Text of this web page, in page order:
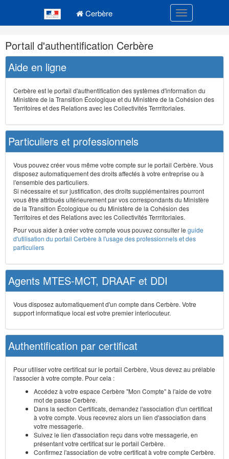
Cerbère Toggle
Navigation
et
outils
annexes
Portail d'authentification Cerbère
Aide en ligne
Cerbère est le portail d'authentification des systèmes d'information du
Ministère de la Transition Écologique et du Ministère de la Cohésion des
Territoires et des Relations avec les Collectivités Terrritoriales.
Particuliers et professionnels
Vous pouvez créer vous même votre compte sur le portail Cerbère. Vous
disposez automatiquement des droits affectés à votre entreprise ou à
l'ensemble des particuliers.
Si nécessaire et sur justification, des droits supplémentaires pourront
vous être attribués ultérieurement par vos correspondants du Ministère
de la Transition Écologique ou du Ministère de la Cohésion des
Territoires et des Relations avec les Collectivités Terrritoriales.
Pour vous aider à créer votre compte vous pouvez consulter le guide
d'utilisation du portail Cerbère à l'usage des professionnels et des
particuliers
Agents MTES-MCT, DRAAF et DDI
Vous disposez automatiquement d'un compte dans Cerbère. Votre
support informatique local est votre premier interlocuteur.
Authentification par certificat
Pour utiliser votre certificat sur le portail Cerbère, Vous devez au prélable
l'associer à votre compte. Pour cela :
Accédez à votre espace Cerbère "Mon Compte" à l'aide de votre
mot de passe Cerbère.
Dans la section Certificats, demandez l'association d'un certificat
à votre compte. Vous recevrez alors un lien d'association dans
votre messagerie.
Suivez le lien d'association reçu dans votre messagerie, en
présentant votre certificat sur le portail Cerbère.
Confirmez l'association de votre certificat à votre compte Cerbère.